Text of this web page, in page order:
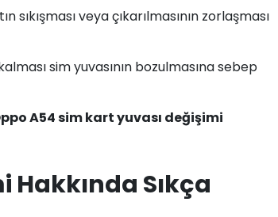
sıkışması veya çıkarılmasının zorlaşması
sim yuvasının bozulmasına sebep
A54 sim kart yuvası değişimi
Hakkında Sıkça